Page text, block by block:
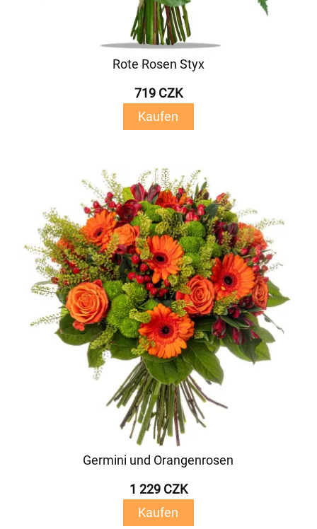
Rote Rosen Styx
719 CZK
Kaufen
Germini und Orangenrosen
1 229 CZK
Kaufen